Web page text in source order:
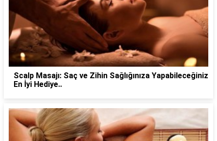
Scalp Masajı: Saç ve Zihin Sağlığınıza Yapabileceğiniz
En İyi Hediye..